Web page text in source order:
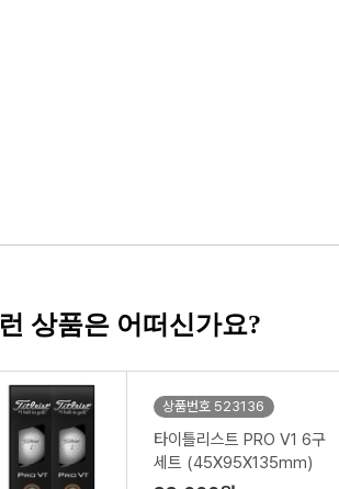
상품은 어떠신가요?
상품번호 523136
타이틀리스트 PRO V1 6구
세트 (45X95X135mm)